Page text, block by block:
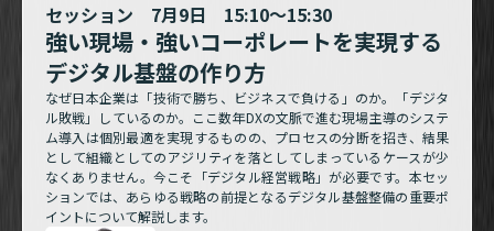
セッション 7月9日 15:10～15:30
強い現場・強いコーポレートを実現する
デジタル基盤の作り方
なぜ日本企業は「技術で勝ち、ビジネスで負ける」のか。「デジタ
ル敗戦」しているのか。ここ数年DXの文脈で進む現場主導のシステ
ム導入は個別最適を実現するものの、プロセスの分断を招き、結果
として組織としてのアジリティを落としてしまっているケースが少
なくありません。今こそ「デジタル経営戦略」が必要です。本セッ
ションでは、あらゆる戦略の前提となるデジタル基盤整備の重要ポ
イントについて解説します。